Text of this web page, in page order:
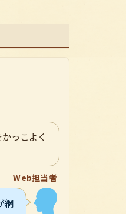
っこよく
Web担当者
網